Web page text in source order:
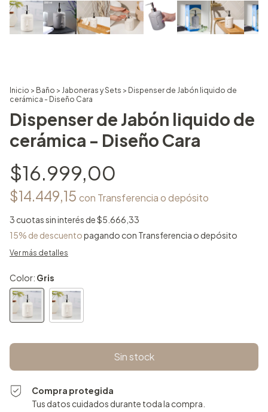
Inicio > Baño > Jaboneras y Sets > Dispenser de Jabón liquido de
cerámica - Diseño Cara
Dispenser de Jabón liquido de
cerámica - Diseño Cara
$16.999,00
$14.449,15 con Transferencia o depósito
3 cuotas sin interés de$5.666,33
15% de descuentopagando con Transferencia o depósito
Ver más detalles
Color: Gris
Compra protegida
Tus datos cuidados durante toda la compra.